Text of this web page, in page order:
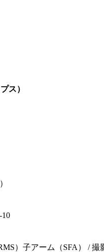
ス）
）子アーム（SFA） / 撮